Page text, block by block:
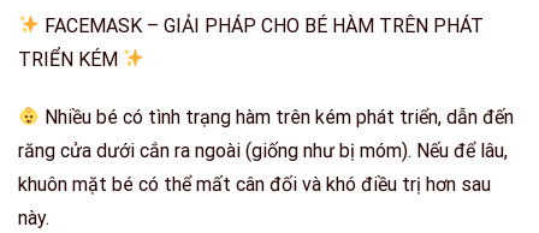
FACEMASK – GIẢI PHÁP CHO BÉ HÀM TRÊN PHÁT
TRIỂN KÉM
Nhiều bé có tình trạng hàm trên kém phát triển, dẫn đến
răng cửa dưới cắn ra ngoài (giống như bị móm). Nếu để lâu,
khuôn mặt bé có thể mất cân đối và khó điều trị hơn sau
này.